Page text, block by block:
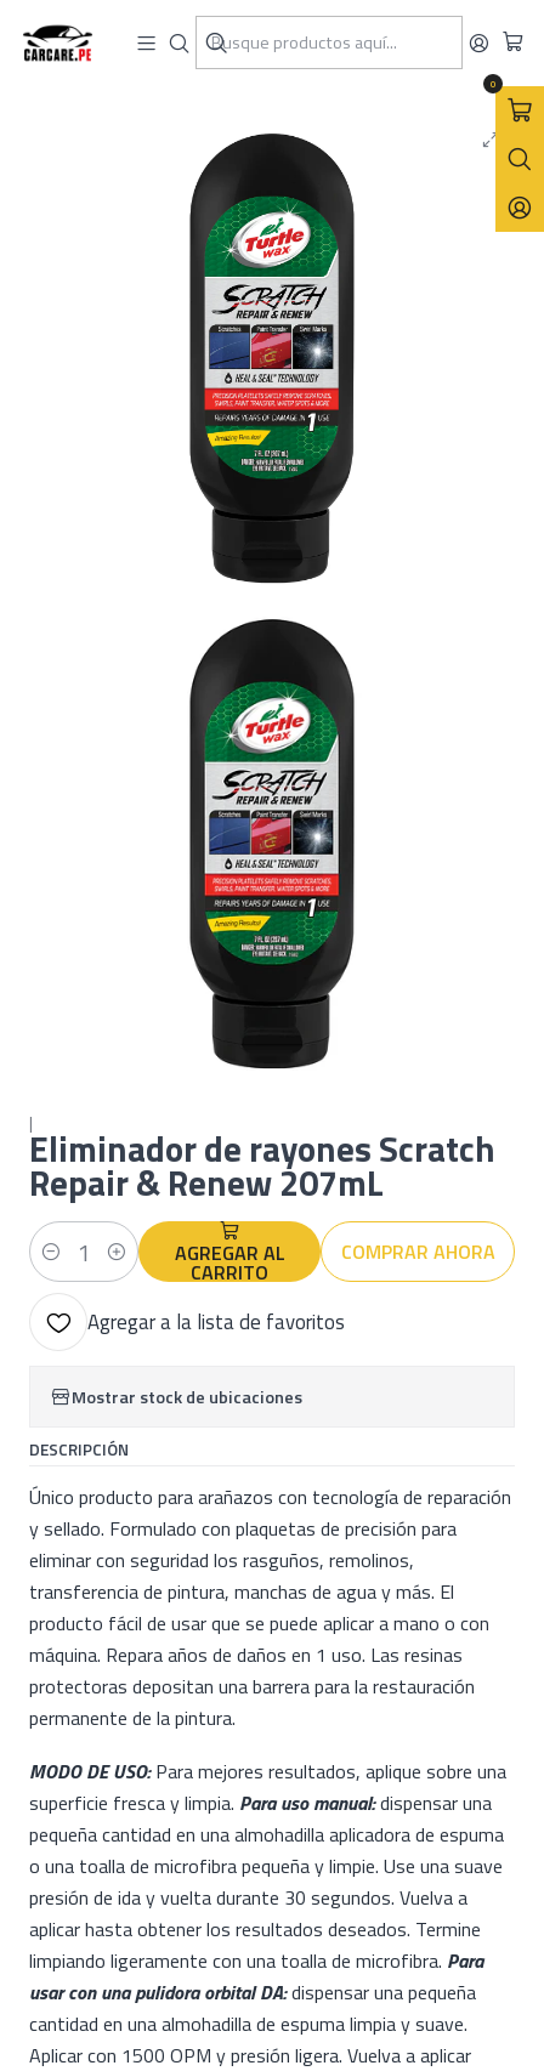
0
Inicio Renovar/Restaurar
Eliminador de rayones Scratch Repair & Renew 207mL
|Eliminador de rayones Scratch
Repair & Renew 207mL
Cantidad AGREGAR AL
CARRITO
COMPRAR AHORA
Agregar a la lista de favoritos
Mostrar stock de ubicaciones
DESCRIPCIÓN
Único producto para arañazos con tecnología de reparación
y sellado. Formulado con plaquetas de precisión para
eliminar con seguridad los rasguños, remolinos,
transferencia de pintura, manchas de agua y más. El
producto fácil de usar que se puede aplicar a mano o con
máquina. Repara años de daños en 1 uso. Las resinas
protectoras depositan una barrera para la restauración
permanente de la pintura.
MODO DE USO:Para mejores resultados, aplique sobre una
superficie fresca y limpia. Para uso manual:dispensar una
pequeña cantidad en una almohadilla aplicadora de espuma
o una toalla de microfibra pequeña y limpie. Use una suave
presión de ida y vuelta durante 30 segundos. Vuelva a
aplicar hasta obtener los resultados deseados. Termine
limpiando ligeramente con una toalla de microfibra. Para
usar con una pulidora orbital DA:dispensar una pequeña
cantidad en una almohadilla de espuma limpia y suave.
Aplicar con 1500 OPM y presión ligera. Vuelva a aplicar